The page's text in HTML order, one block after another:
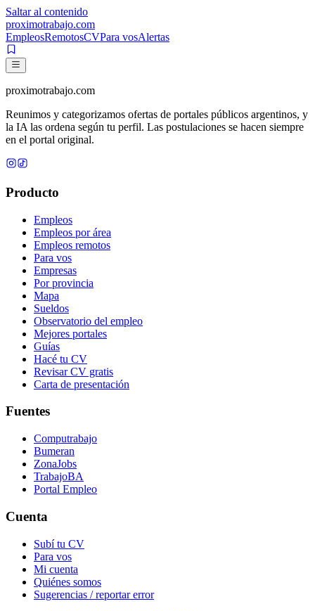
Saltar al contenido
proximotrabajo.com
EmpleosRemotosCVPara vosAlertas
proximotrabajo.com
Reunimos y categorizamos ofertas de portales públicos argentinos, y
la IA las ordena según tu perfil. Las postulaciones se hacen siempre
en el portal original.
Producto
Empleos
Empleos por área
Empleos remotos
Para vos
Empresas
Por provincia
Mapa
Sueldos
Observatorio del empleo
Mejores portales
Guías
Hacé tu CV
Revisar CV gratis
Carta de presentación
Fuentes
Computrabajo
Bumeran
ZonaJobs
TrabajoBA
Portal Empleo
Cuenta
Subí tu CV
Para vos
Mi cuenta
Quiénes somos
Sugerencias / reportar error